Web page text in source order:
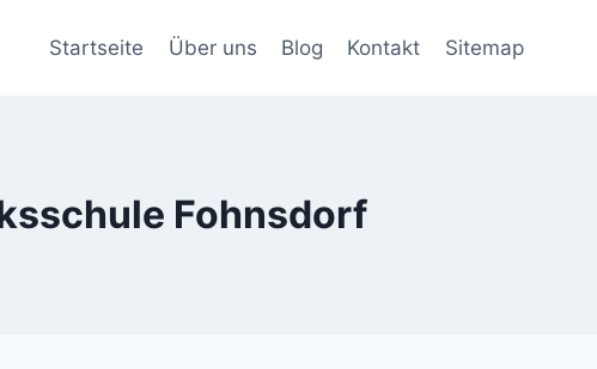
Startseite Über uns Blog Kontakt Sitemap
Fohnsdorf